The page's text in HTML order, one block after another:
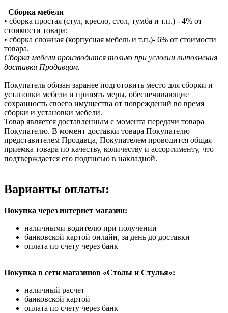
Сборка мебели
• сборка простая (стул, кресло, стол, тумба и т.п.) - 4% от
стоимости товара;
• сборка сложная (корпусная мебель и т.п.)- 6% от стоимости
товара.
Сборка мебели производится только при условии выполнения
доставки Продавцом.
Покупатель обязан заранее подготовить место для сборки и
установки мебели и принять меры, обеспечивающие
сохранность своего имущества от повреждений во время
сборки и установки мебели.
Товар является доставленным с момента передачи товара
Покупателю. В момент доставки товара Покупателю
представителем Продавца, Покупателем проводится общая
приемка товара по качеству, количеству и ассортименту, что
подтверждается его подписью в накладной.
Варианты оплаты:
Покупка через интернет магазин:
наличными водителю при получении
банковской картой онлайн, за день до доставки
оплата по счету через банк
Покупка в сети магазинов «Столы и Стулья»:
наличный расчет
банковской картой
оплата по счету через банк